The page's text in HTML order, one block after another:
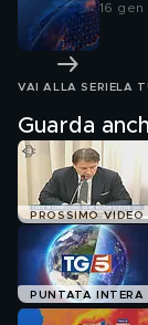
16 gen
VAI ALLA SERIE LA
Guarda
PROSSIMO VIDEO
PUNTATA INTERA